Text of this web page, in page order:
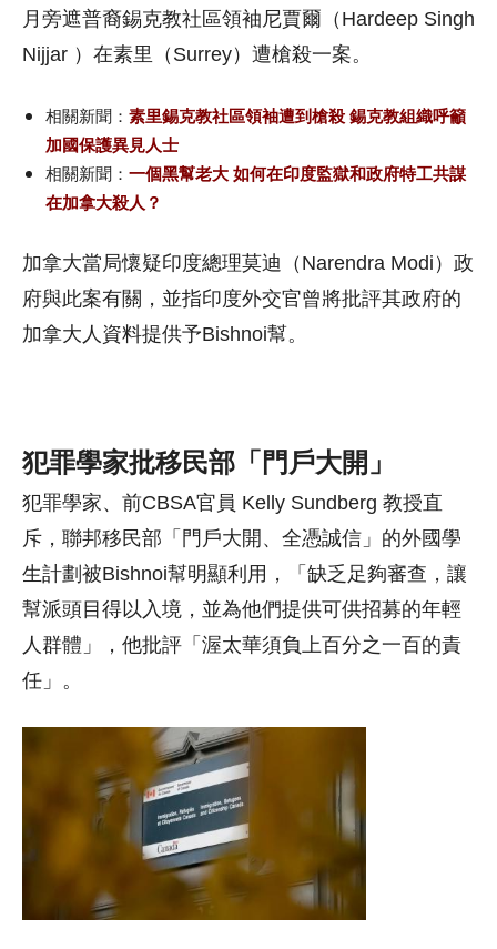
月旁遮普裔錫克教社區領袖尼賈爾（Hardeep Singh
Nijjar ）在素里（Surrey）遭槍殺一案。
相關新聞： 素里錫克教社區領袖遭到槍殺 錫克教組織呼籲
加國保護異見人士
相關新聞： 一個黑幫老大 如何在印度監獄和政府特工共謀
在加拿大殺人？
加拿大當局懷疑印度總理莫迪（Narendra Modi）政
府與此案有關，並指印度外交官曾將批評其政府的
加拿大人資料提供予Bishnoi幫。
犯罪學家批移民部「門戶大開」
犯罪學家、前CBSA官員 Kelly Sundberg 教授直
斥，聯邦移民部「門戶大開、全憑誠信」的外國學
生計劃被Bishnoi幫明顯利用，「缺乏足夠審查，讓
幫派頭目得以入境，並為他們提供可供招募的年輕
人群體」，他批評「渥太華須負上百分之一百的責
任」。